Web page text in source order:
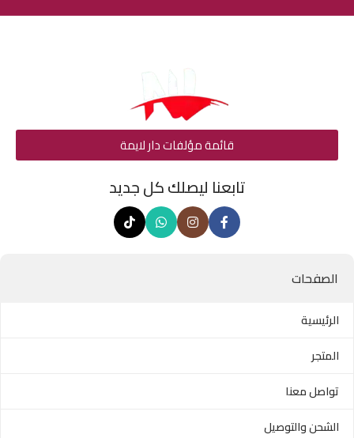
قائمة مؤلفات دار لايمة
تابعنا ليصلك كل جديد
الصفحات
الرئيسية
المتجر
تواصل معنا
الشحن والتوصيل